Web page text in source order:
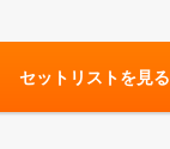
セットリストを見る